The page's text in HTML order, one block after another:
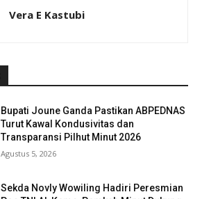
Vera E Kastubi
Bupati Joune Ganda Pastikan ABPEDNAS
Turut Kawal Kondusivitas dan
Transparansi Pilhut Minut 2026
Agustus 5, 2026
Sekda Novly Wowiling Hadiri Peresmian